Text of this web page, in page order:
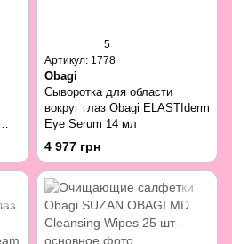
5
Артикул: 1778
Obagi
Сыворотка для области
вокруг глаз Obagi ELASTIderm
Eye Serum 14 мл
4 977 грн